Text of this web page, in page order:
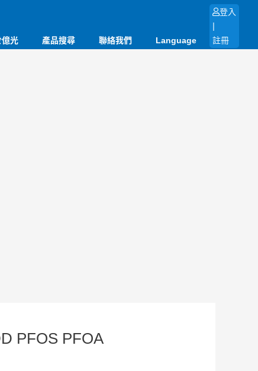
億光 產品搜尋 聯絡我們 Language
登入
|
註冊
PFOS PFOA